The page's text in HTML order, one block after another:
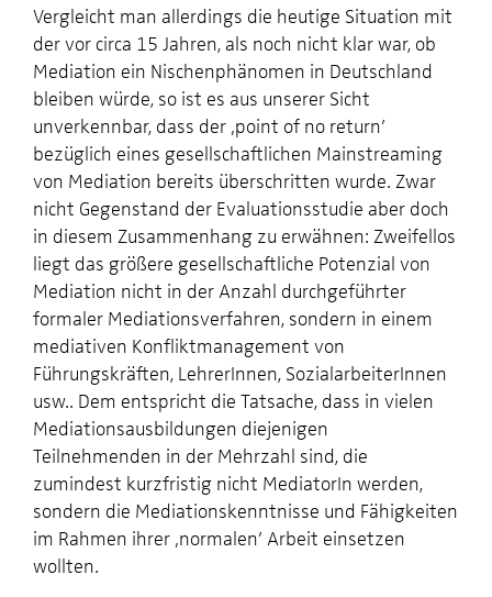
Vergleicht man allerdings die heutige Situation mit
der vor circa 15 Jahren, als noch nicht klar war, ob
Mediation ein Nischenphänomen in Deutschland
bleiben würde, so ist es aus unserer Sicht
unverkennbar, dass der ‚point of no return’
bezüglich eines gesellschaftlichen Mainstreaming
von Mediation bereits überschritten wurde. Zwar
nicht Gegenstand der Evaluationsstudie aber doch
in diesem Zusammenhang zu erwähnen: Zweifellos
liegt das größere gesellschaftliche Potenzial von
Mediation nicht in der Anzahl durchgeführter
formaler Mediationsverfahren, sondern in einem
mediativen Konfliktmanagement von
Führungskräften, LehrerInnen, SozialarbeiterInnen
usw.. Dem entspricht die Tatsache, dass in vielen
Mediationsausbildungen diejenigen
Teilnehmenden in der Mehrzahl sind, die
zumindest kurzfristig nicht MediatorIn werden,
sondern die Mediationskenntnisse und Fähigkeiten
im Rahmen ihrer ‚normalen’ Arbeit einsetzen
wollten.